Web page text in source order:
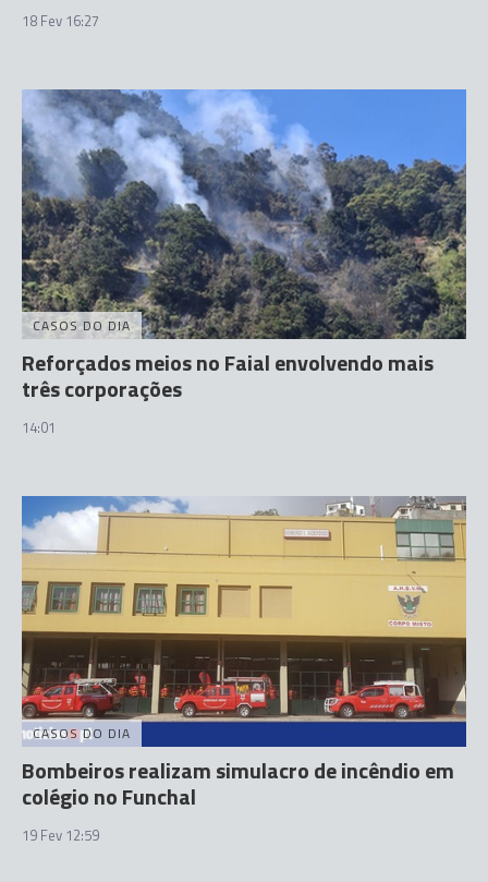
18 Fev 16:27
CASOS DO DIA
Reforçados meios no Faial envolvendo mais
três corporações
14:01
CASOS DO DIA
Bombeiros realizam simulacro de incêndio em
colégio no Funchal
19 Fev 12:59